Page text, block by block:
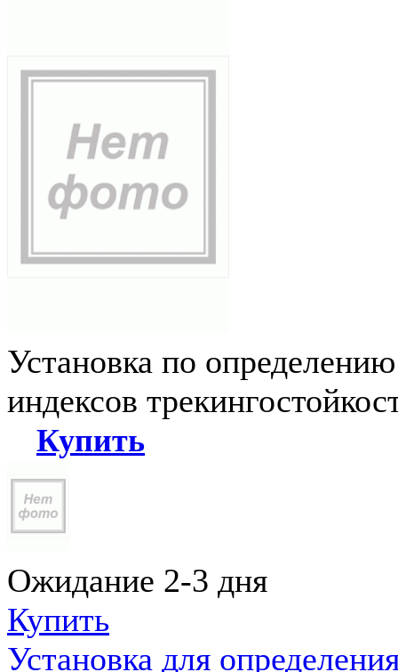
Установка по
индексов
Купить
Ожидание 2-3 дня
Купить
Установка для